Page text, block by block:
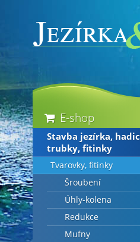
E-shop
Stavba jezírka,
trubky, fitinky
Tvarovky, fitinky
Šroubení
Úhly-kolena
Redukce
Mufny